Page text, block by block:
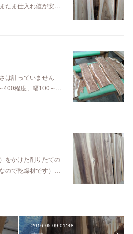
たま仕入れ値が安…
は計っていません
400程度、幅100～…
をかけた削りたての
ので乾燥材です）…
2016.05.09 01:48